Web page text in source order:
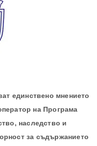
единствено мнението
на Програма
наследство и
за съдържанието